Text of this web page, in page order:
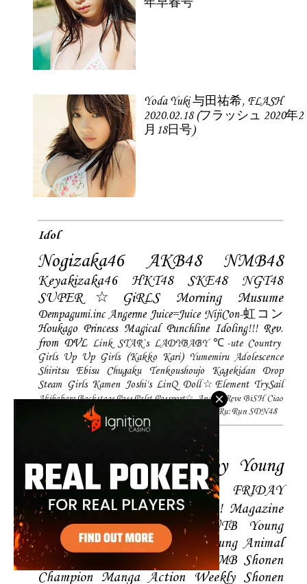
年早春号
Yoda Yuki 与田祐希, FLASH
2020.02.18 (フラッシュ 2020年2
月18日号)
Idol
Nogizaka46 AKB48 NMB48
Keyakizaka46 HKT48 SKE48
NGT48
SUPER☆GiRLS
Morning Musume
Dempagumi.inc Angerme Juice=Juice NijiCon-虹コン
Houkago Princess Magical Punchline Idoling!!! Rev.
from DVL Link STAR`s LADYBABY ℃-ute Country
Girls Up Up Girls (Kakko Kari) Yumemiru Adolescence
Shiritsu Ebisu Chugaku
Tenkoushoujo Kagekidan
Drop
Steam Girls Kamen Joshi's LinQ Doll☆Element TrySail
Akihabara Backstage Pass Palet Passport☆ Ange☆Reve BiSH Ciao
Bella Cinquetti Gekidanherbest Ru:Run SDN48
FLASH Weekly Playboy Young
Magazine
Young Jump
FRIDAY
Magazine BLT ENTAME
SPA! Magazine
EX-Taishu
Young Gangan UTB
Young
Champion Big Comic Spirtis
Young Animal
Shonen Magazine
BUBKA BOMB Shonen
Champion Manga Action Weekly Shonen